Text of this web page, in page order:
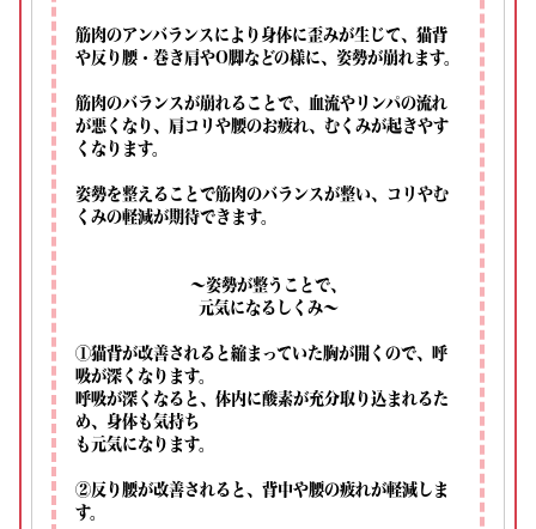
筋肉のアンバランスにより身体に歪みが生じて、猫背
や反り腰・巻き肩やO脚などの様に、姿勢が崩れます。
筋肉のバランスが崩れることで、血流やリンパの流れ
が悪くなり、肩コリや腰のお疲れ、むくみが起きやす
くなります。
姿勢を整えることで筋肉のバランスが整い、コリやむ
くみの軽減が期待できます。
～姿勢が整うことで、
元気になるしくみ～
①猫背が改善されると縮まっていた胸が開くので、呼
吸が深くなります。
呼吸が深くなると、体内に酸素が充分取り込まれるた
め、身体も気持ち
も元気になります。
②反り腰が改善されると、背中や腰の疲れが軽減しま
す。